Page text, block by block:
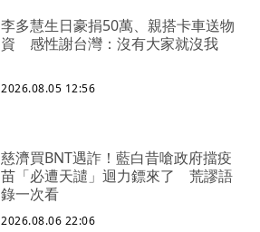
李多慧生日豪捐50萬、親搭卡車送物
資 感性謝台灣：沒有大家就沒我
2026.08.05 12:56
慈濟買BNT遇詐！藍白昔嗆政府擋疫
苗「必遭天譴」迴力鏢來了 荒謬語
錄一次看
2026.08.06 22:06